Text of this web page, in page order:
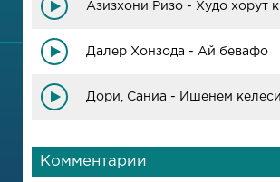
Азизхони Ризо - Худо хорут
Далер Хонзода - Ай бевафо
Дори, Саниа - Ишенем
Комментарии